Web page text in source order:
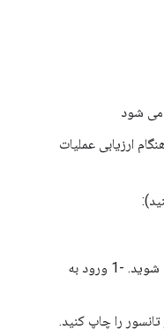
می شود
ارزیابی عملیات
بارها وارد شوید. -1 ورود به
را چاپ کنید.